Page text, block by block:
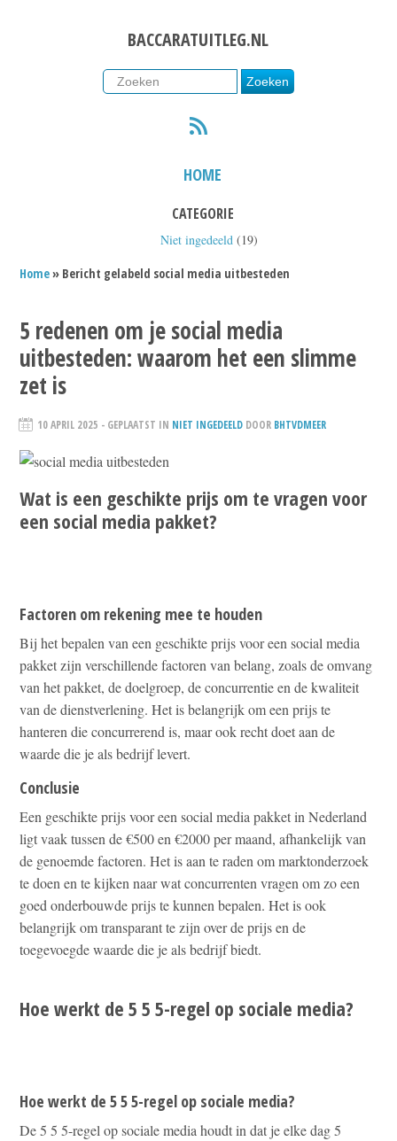
BACCARATUITLEG.NL
HOME
CATEGORIE
Niet ingedeeld (19)
Home» Bericht gelabeld social media uitbesteden
5 redenen om je social media
uitbesteden: waarom het een slimme
zet is
10 APRIL 2025 - GEPLAATST IN NIET INGEDEELD DOOR BHTVDMEER
Wat is een geschikte prijs om te vragen voor
een social media pakket?
Factoren om rekening mee te houden
Bij het bepalen van een geschikte prijs voor een social media
pakket zijn verschillende factoren van belang, zoals de omvang
van het pakket, de doelgroep, de concurrentie en de kwaliteit
van de dienstverlening. Het is belangrijk om een prijs te
hanteren die concurrerend is, maar ook recht doet aan de
waarde die je als bedrijf levert.
Conclusie
Een geschikte prijs voor een social media pakket in Nederland
ligt vaak tussen de €500 en €2000 per maand, afhankelijk van
de genoemde factoren. Het is aan te raden om marktonderzoek
te doen en te kijken naar wat concurrenten vragen om zo een
goed onderbouwde prijs te kunnen bepalen. Het is ook
belangrijk om transparant te zijn over de prijs en de
toegevoegde waarde die je als bedrijf biedt.
Hoe werkt de 5 5 5-regel op sociale media?
Hoe werkt de 5 5 5-regel op sociale media?
De 5 5 5-regel op sociale media houdt in dat je elke dag 5